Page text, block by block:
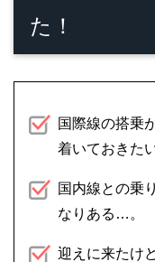
た！
国際線の搭乗
着いておきた
国内線との乗
なりある…。
迎えに来たけ